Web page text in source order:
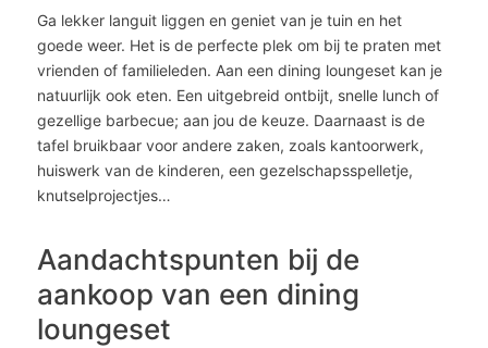
Ga lekker languit liggen en geniet van je tuin en het
goede weer. Het is de perfecte plek om bij te praten met
vrienden of familieleden. Aan een dining loungeset kan je
natuurlijk ook eten. Een uitgebreid ontbijt, snelle lunch of
gezellige barbecue; aan jou de keuze. Daarnaast is de
tafel bruikbaar voor andere zaken, zoals kantoorwerk,
huiswerk van de kinderen, een gezelschapsspelletje,
knutselprojectjes…
Aandachtspunten bij de
aankoop van een dining
loungeset